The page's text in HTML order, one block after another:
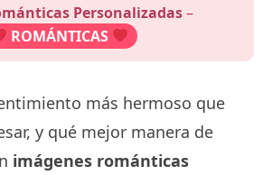
Personalizadas–
ROMÁNTICAS
más hermoso que
y qué mejor manera de
imágenes románticas